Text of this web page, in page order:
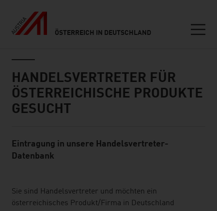
ÖSTERREICH IN DEUTSCHLAND
HANDELSVERTRETER FÜR
ÖSTERREICHISCHE PRODUKTE
GESUCHT
Standard Content Module
Eintragung in unsere Handelsvertreter-
Datenbank
listen
Sie sind Handelsvertreter und möchten ein
österreichisches Produkt/Firma in Deutschland